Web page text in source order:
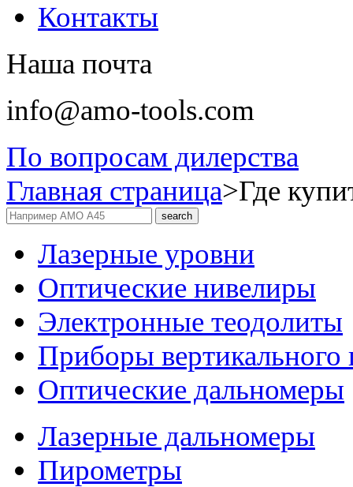
Контакты
Наша почта
info@amo-tools.com
По вопросам дилерства
Главная страница>Где
Лазерные уровни
Оптические нивелиры
Электронные теодолиты
Приборы вертикального
Оптические дальномеры
Лазерные дальномеры
Пирометры